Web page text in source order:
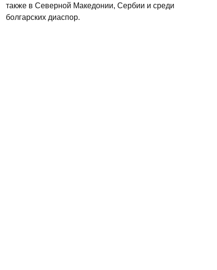
также в Северной Македонии, Сербии и среди
болгарских диаспор.